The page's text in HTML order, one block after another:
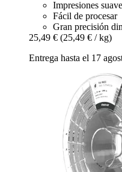
Impresiones
Fácil de procesar
Gran precisión
25,49 € (25,49 € / kg)
Entrega hasta el 17